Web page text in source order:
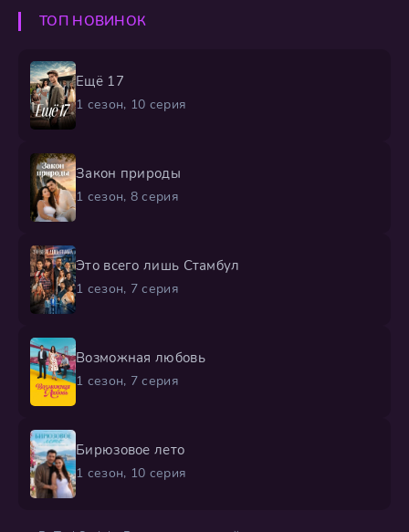
ТОП НОВИНОК
Ещё 17
1 сезон, 10 серия
Закон природы
1 сезон, 8 серия
Это всего лишь Стамбул
1 сезон, 7 серия
Возможная любовь
1 сезон, 7 серия
Бирюзовое лето
1 сезон, 10 серия